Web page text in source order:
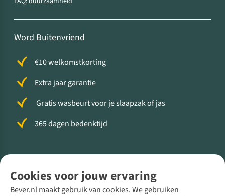
Cookies voor jouw ervaring
Bever.nl maakt gebruik van cookies. We gebruiken
Word Buitenvriend
€10 welkomstkorting
Extra jaar garantie
Gratis wasbeurt voor je slaapzak of jas
365 dagen bedenktijd